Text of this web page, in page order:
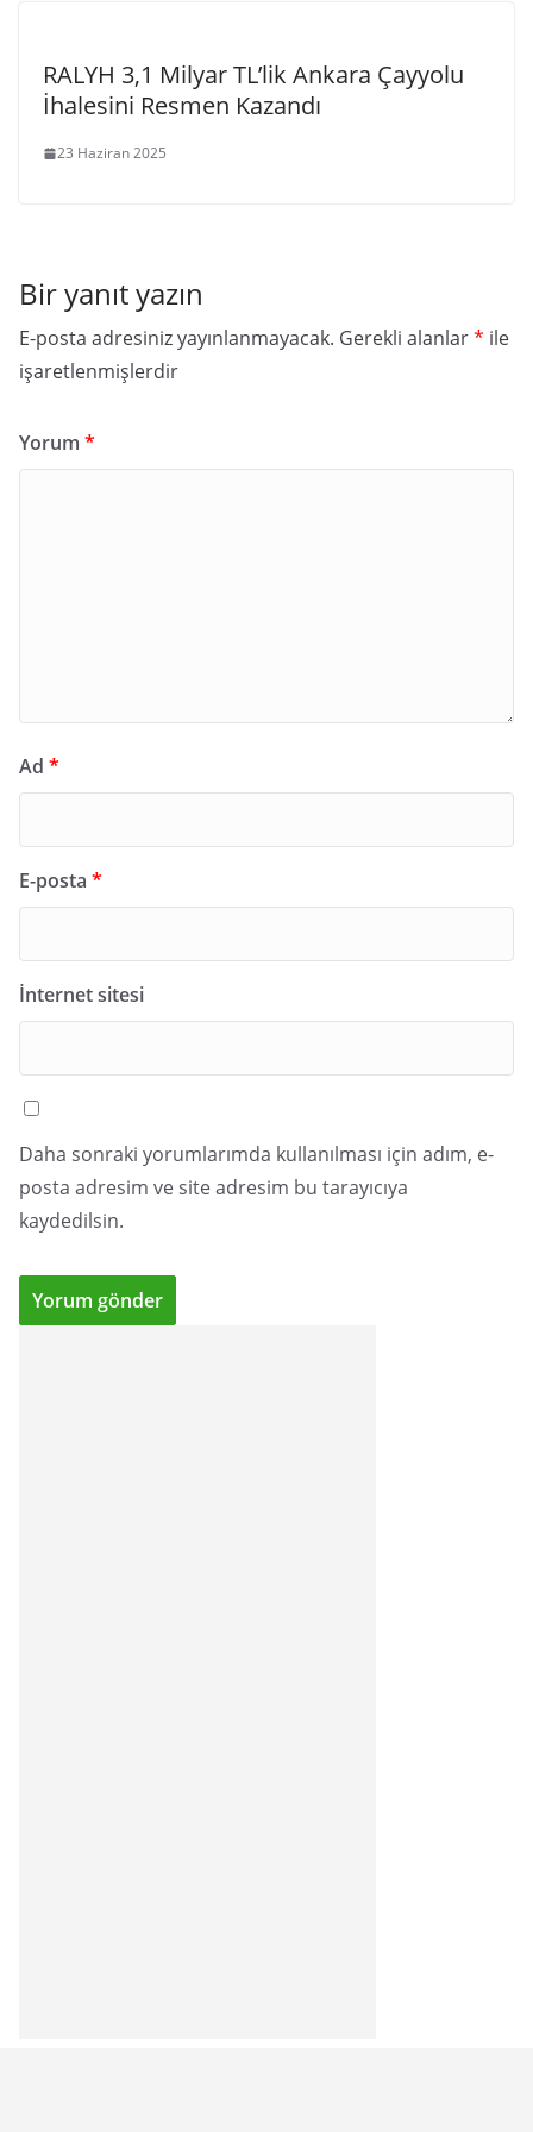
RALYH 3,1 Milyar TL’lik Ankara Çayyolu
İhalesini Resmen Kazandı
23 Haziran 2025
Bir yanıt yazın
E-posta adresiniz yayınlanmayacak. Gerekli alanlar* ile
işaretlenmişlerdir
Yorum *
Ad *
E-posta *
İnternet sitesi
Daha sonraki yorumlarımda kullanılması için adım, e-
posta adresim ve site adresim bu tarayıcıya
kaydedilsin.